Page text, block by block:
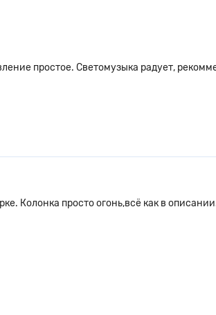
простое. Светомузыка радует,
Колонка просто огонь,всё как в